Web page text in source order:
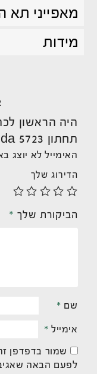
מאפייני תא
מידות
היה הראשון
תחתון CNbda 5723”
האימייל לא יוצג
הדירוג שלך
הביקורת שלך *
שם *
אימייל *
שמור בדפדפן
לפעם הבאה